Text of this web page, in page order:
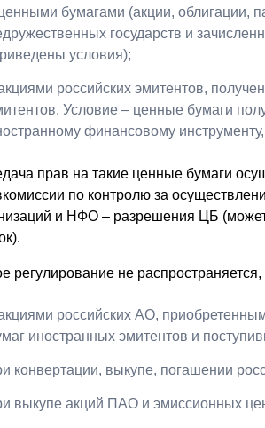
бумагами (акции, облигации,
государств и
условия);
российских эмитентов,
Условие – ценные бумаги
финансовому
прав на такие ценные бумаги
по контролю за
и НФО – разрешения ЦБ
регулирование не
российских АО,
иностранных эмитентов и
конвертации, выкупе, погашении
выкупе акций ПАО и эмиссионных